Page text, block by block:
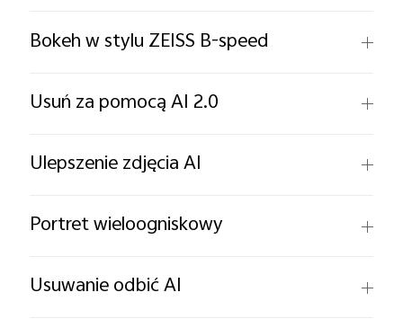
Bokeh w stylu ZEISS B-speed
Usuń za pomocą AI 2.0
Ulepszenie zdjęcia AI
Portret wieloogniskowy
Usuwanie odbić AI